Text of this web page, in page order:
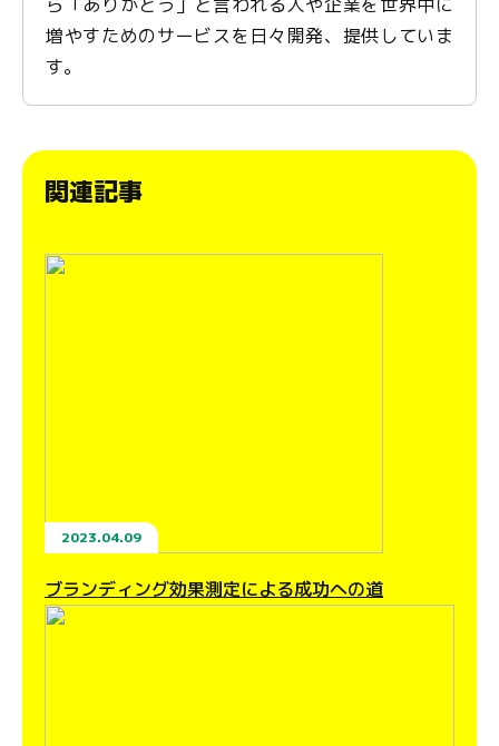
増やすためのサービスを日々開発、提供していま
す。
関連記事
2023.04.09
ブランディング効果測定による成功への道